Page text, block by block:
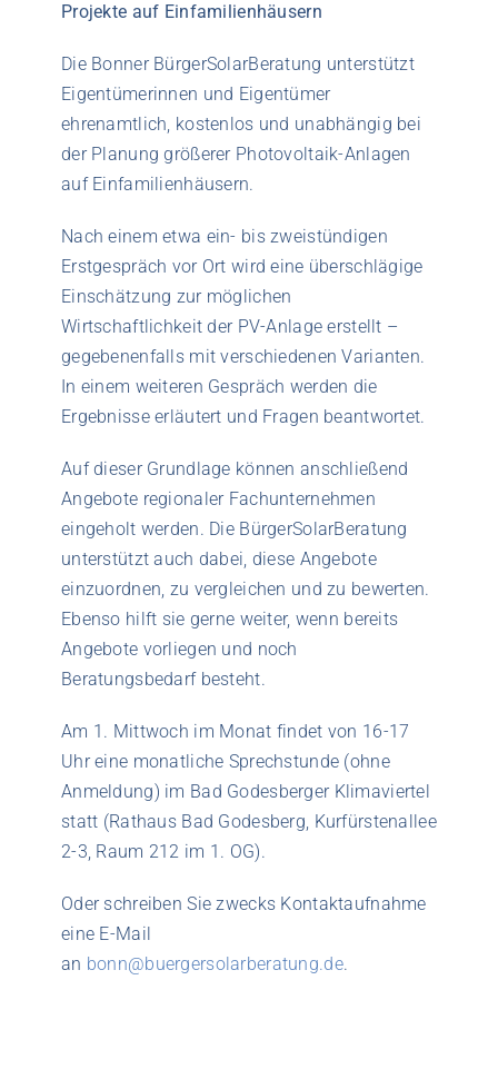
Projekte auf Einfamilienhäusern
Die Bonner BürgerSolarBeratung unterstützt
Eigentümerinnen und Eigentümer
ehrenamtlich, kostenlos und unabhängig bei
der Planung größerer Photovoltaik-Anlagen
auf Einfamilienhäusern.
Nach einem etwa ein- bis zweistündigen
Erstgespräch vor Ort wird eine überschlägige
Einschätzung zur möglichen
Wirtschaftlichkeit der PV-Anlage erstellt –
gegebenenfalls mit verschiedenen Varianten.
In einem weiteren Gespräch werden die
Ergebnisse erläutert und Fragen beantwortet.
Auf dieser Grundlage können anschließend
Angebote regionaler Fachunternehmen
eingeholt werden. Die BürgerSolarBeratung
unterstützt auch dabei, diese Angebote
einzuordnen, zu vergleichen und zu bewerten.
Ebenso hilft sie gerne weiter, wenn bereits
Angebote vorliegen und noch
Beratungsbedarf besteht.
Am 1. Mittwoch im Monat findet von 16-17
Uhr eine monatliche Sprechstunde (ohne
Anmeldung) im Bad Godesberger Klimaviertel
statt (Rathaus Bad Godesberg, Kurfürstenallee
2-3, Raum 212 im 1. OG).
Oder schreiben Sie zwecks Kontaktaufnahme
eine E-Mail
an bonn@buergersolarberatung.de.